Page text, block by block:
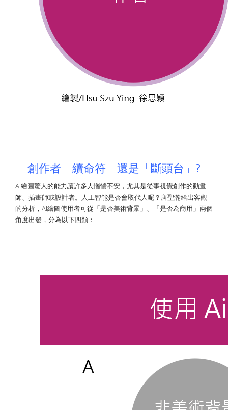
創作者「續命符」還是「斷頭台」?
AI繪圖驚人的能力讓許多人惴惴不安，尤其是從事視覺創作的動畫
師、插畫師或設計者。人工智能是否會取代人呢？唐聖瀚給出客觀
的分析，AI繪圖使用者可從「是否美術背景」、「是否為商用」兩個
角度出發，分為以下四類：